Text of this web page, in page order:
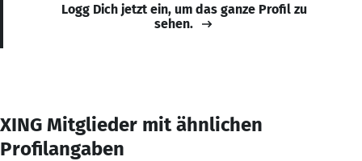
Logg Dich jetzt ein, um das ganze Profil zu
sehen.
XING Mitglieder mit ähnlichen
Profilangaben